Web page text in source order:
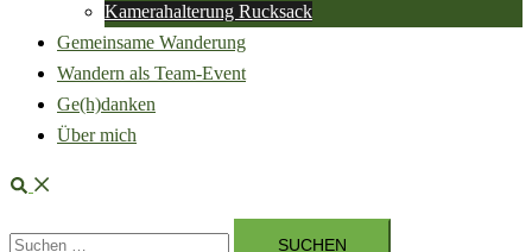
Kamerahalterung Rucksack
Gemeinsame Wanderung
Wandern als Team-Event
Ge(h)danken
Über mich
Suche
Suchen